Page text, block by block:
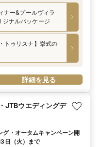
ナー&プールヴィラ
ジナルパッケージ
トゥリスナ】挙式の
詳細を見る
JTBウエディングデ
グ・オータムキャンペーン開
日（火）まで